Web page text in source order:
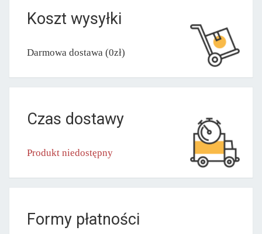
Koszt wysyłki
Darmowa dostawa (0zł)
Czas dostawy
Produkt niedostępny
Formy płatności